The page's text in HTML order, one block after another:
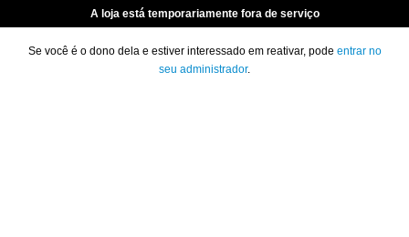
A loja está temporariamente fora de serviço
Se você é o dono dela e estiver interessado em reativar, pode entrar no
seu administrador.